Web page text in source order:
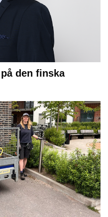
den finska